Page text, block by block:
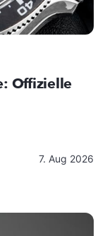
Offizielle
7. Aug 2026